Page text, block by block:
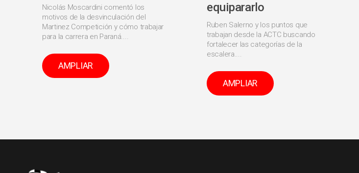
Nicolás Moscardini comentó los
motivos de la desvinculación del
Martinez Competición y cómo trabajar
para la carrera en Paraná....
AMPLIAR
equipararlo
Ruben Salerno y los puntos que
trabajan desde la ACTC buscando
fortalecer las categorías de la
escalera....
AMPLIAR